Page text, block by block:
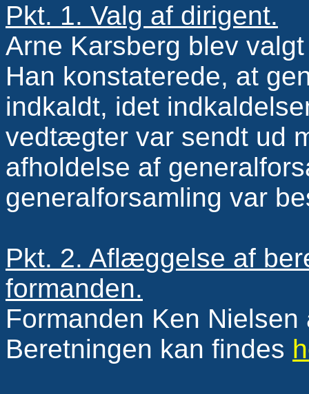
Pkt. 1. Valg af dirigent.
Arne Karsberg blev
Han konstaterede, at
indkaldt, idet
vedtægter var sendt ud
afholdelse af
generalforsamling var
Pkt. 2. Aflæggelse af
formanden.
Formanden Ken
Beretningen kan findes